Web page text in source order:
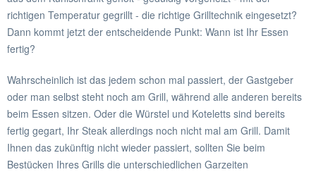
richtigen Temperatur gegrillt - die richtige Grilltechnik eingesetzt?
Dann kommt jetzt der entscheidende Punkt: Wann ist Ihr Essen
fertig?
Wahrscheinlich ist das jedem schon mal passiert, der Gastgeber
oder man selbst steht noch am Grill, während alle anderen bereits
beim Essen sitzen. Oder die Würstel und Koteletts sind bereits
fertig gegart, Ihr Steak allerdings noch nicht mal am Grill. Damit
Ihnen das zukünftig nicht wieder passiert, sollten Sie beim
Bestücken Ihres Grills die unterschiedlichen Garzeiten